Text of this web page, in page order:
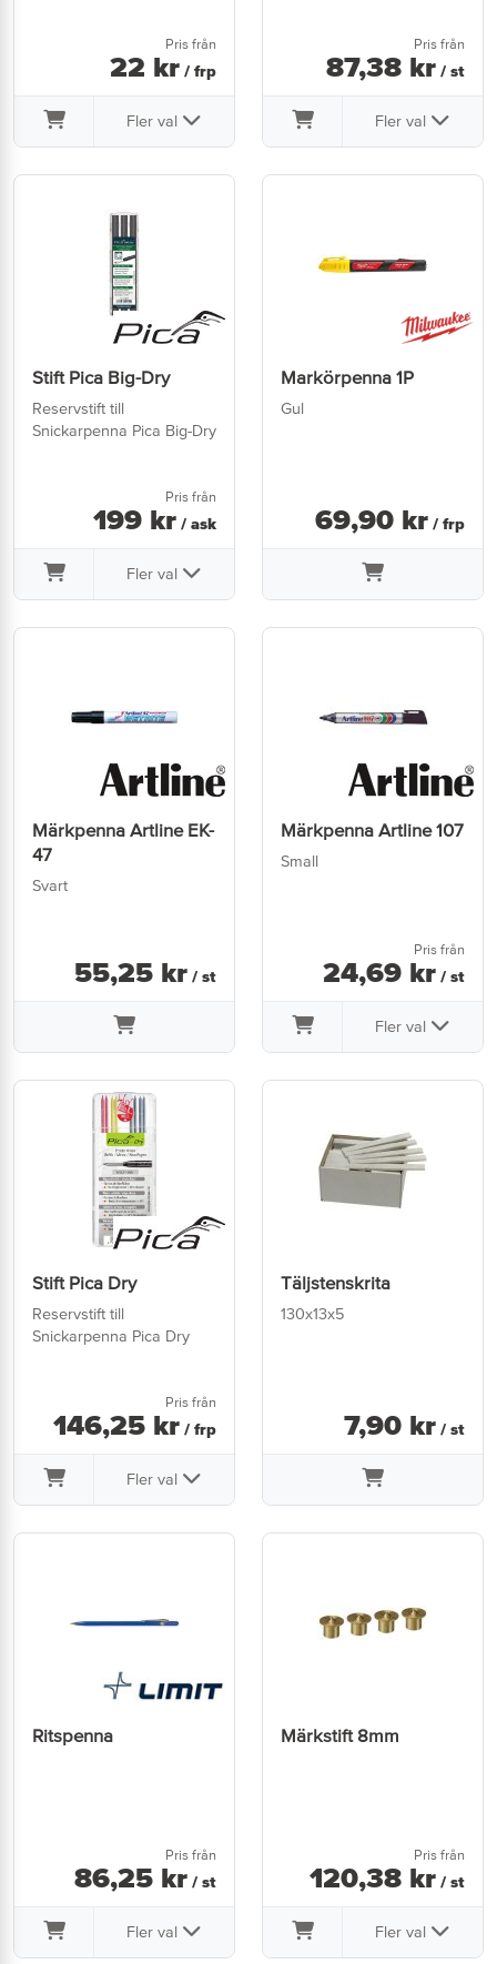
Pris från
22 kr / frp
Fler val
Pris från
87,38 kr / st
Fler val
Stift Pica Big-Dry
Reservstift till
Snickarpenna Pica Big-Dry
Pris från
199 kr / ask
Fler val
Markörpenna 1P
Gul
69,90 kr / frp
Märkpenna Artline EK-
47
Svart
55,25 kr / st
Märkpenna Artline 107
Small
Pris från
24,69 kr / st
Fler val
Stift Pica Dry
Reservstift till
Snickarpenna Pica Dry
Pris från
146,25 kr / frp
Fler val
Täljstenskrita
130x13x5
7,90 kr / st
Ritspenna
Pris från
86,25 kr / st
Fler val
Märkstift 8mm
Pris från
120,38 kr / st
Fler val